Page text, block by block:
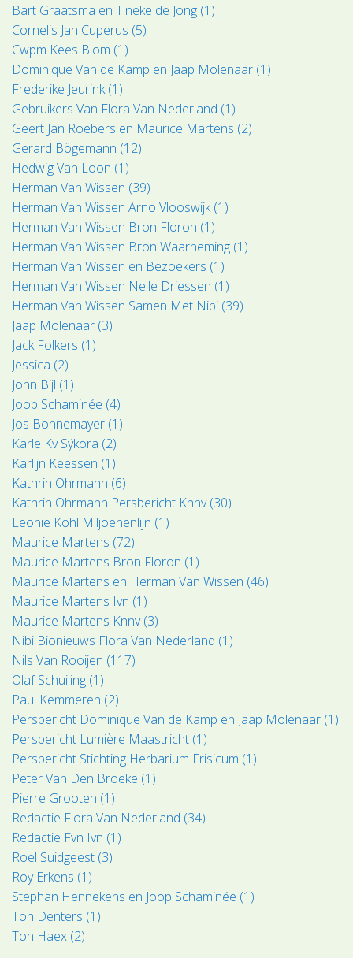
Bart Graatsma en Tineke de Jong (1)
Cornelis Jan Cuperus (5)
Cwpm Kees Blom (1)
Dominique Van de Kamp en Jaap Molenaar (1)
Frederike Jeurink (1)
Gebruikers Van Flora Van Nederland (1)
Geert Jan Roebers en Maurice Martens (2)
Gerard Bögemann (12)
Hedwig Van Loon (1)
Herman Van Wissen (39)
Herman Van Wissen Arno Vlooswijk (1)
Herman Van Wissen Bron Floron (1)
Herman Van Wissen Bron Waarneming (1)
Herman Van Wissen en Bezoekers (1)
Herman Van Wissen Nelle Driessen (1)
Herman Van Wissen Samen Met Nibi (39)
Jaap Molenaar (3)
Jack Folkers (1)
Jessica (2)
John Bijl (1)
Joop Schaminée (4)
Jos Bonnemayer (1)
Karle Kv Sýkora (2)
Karlijn Keessen (1)
Kathrin Ohrmann (6)
Kathrin Ohrmann Persbericht Knnv (30)
Leonie Kohl Miljoenenlijn (1)
Maurice Martens (72)
Maurice Martens Bron Floron (1)
Maurice Martens en Herman Van Wissen (46)
Maurice Martens Ivn (1)
Maurice Martens Knnv (3)
Nibi Bionieuws Flora Van Nederland (1)
Nils Van Rooijen (117)
Olaf Schuiling (1)
Paul Kemmeren (2)
Persbericht Dominique Van de Kamp en Jaap Molenaar (1)
Persbericht Lumière Maastricht (1)
Persbericht Stichting Herbarium Frisicum (1)
Peter Van Den Broeke (1)
Pierre Grooten (1)
Redactie Flora Van Nederland (34)
Redactie Fvn Ivn (1)
Roel Suidgeest (3)
Roy Erkens (1)
Stephan Hennekens en Joop Schaminée (1)
Ton Denters (1)
Ton Haex (2)